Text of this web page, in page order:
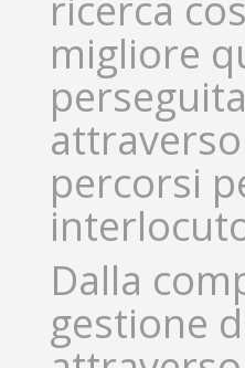
migliore
perseguita
percorsi
Dalla
gestione